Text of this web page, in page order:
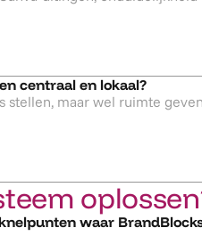
centraal en lokaal?
waar